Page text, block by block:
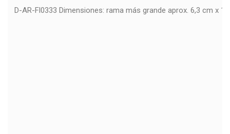
D-AR-Fl0333 Dimensiones: rama más grande aprox. 6,3 cm x